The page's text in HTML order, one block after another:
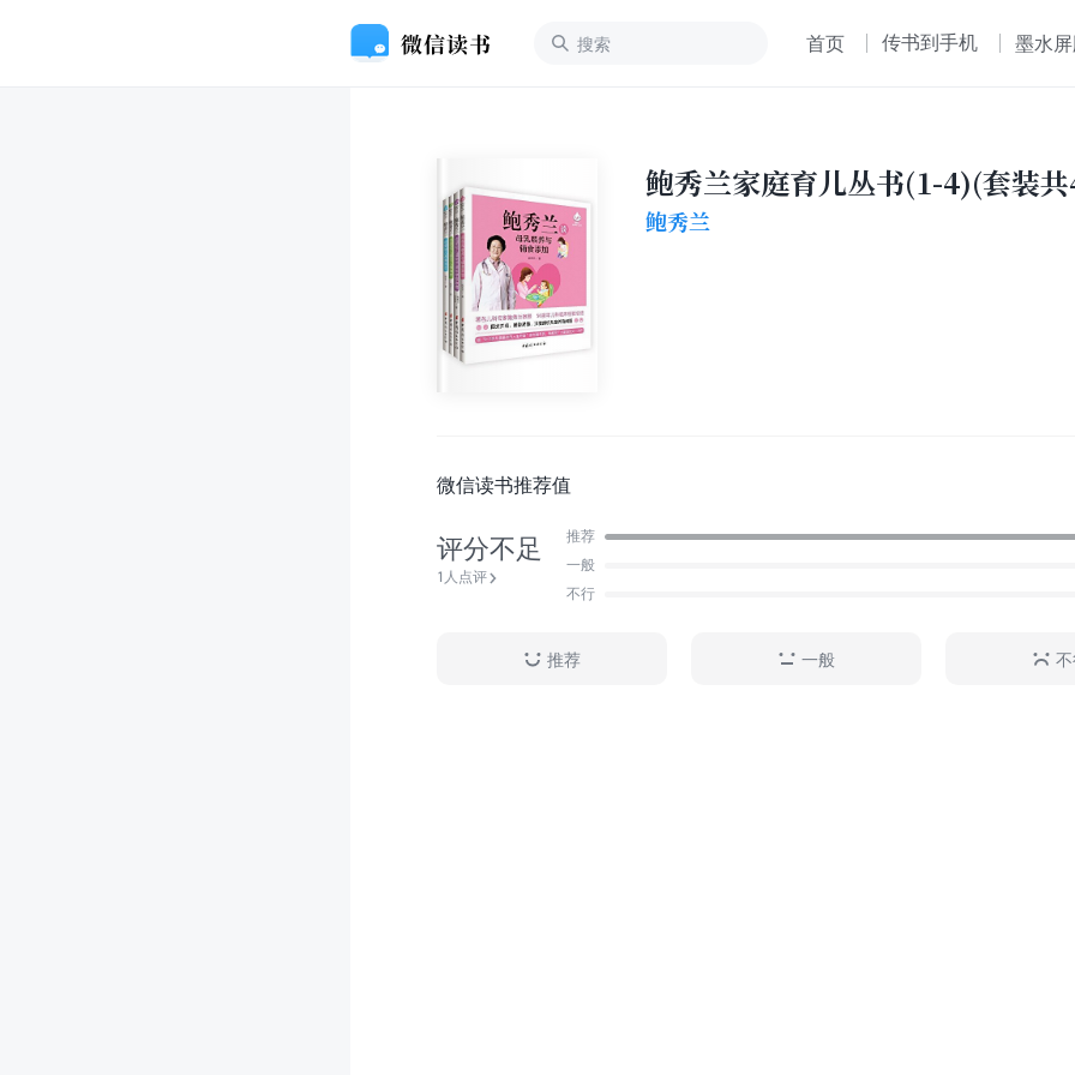
首页 传书到手机 墨水
鲍秀兰家庭育儿丛书(1-4)(套装
鲍秀兰
微信读书推荐值
评分不足
1人点评
推荐
一般
不行
推荐 一般